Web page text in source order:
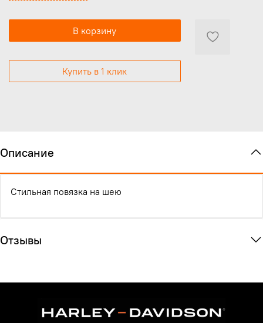
В корзину
Купить в 1 клик
Описание
Стильная повязка на шею
Отзывы